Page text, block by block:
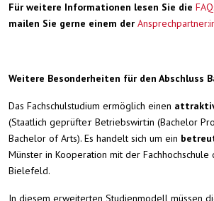
Für weitere Informationen lesen Sie die
mailen Sie gerne einem der
Weitere Besonderheiten für den Abschluss
Das Fachschulstudium ermöglich einen
(Staatlich geprüfte:r Betriebswirt:in (Bachelor
Bachelor of Arts). Es handelt sich um ein
Münster in Kooperation mit der Fachhochschule
Bielefeld.